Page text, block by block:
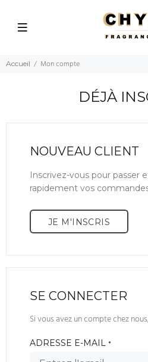
Accueil Mon compte
DÉJÀ
NOUVEAU CLIENT
Inscrivez-vous pour passer
rapidement vos
JE M'INSCRIS
SE CONNECTER
Si vous avez un compte chez
ADRESSE E-MAIL *